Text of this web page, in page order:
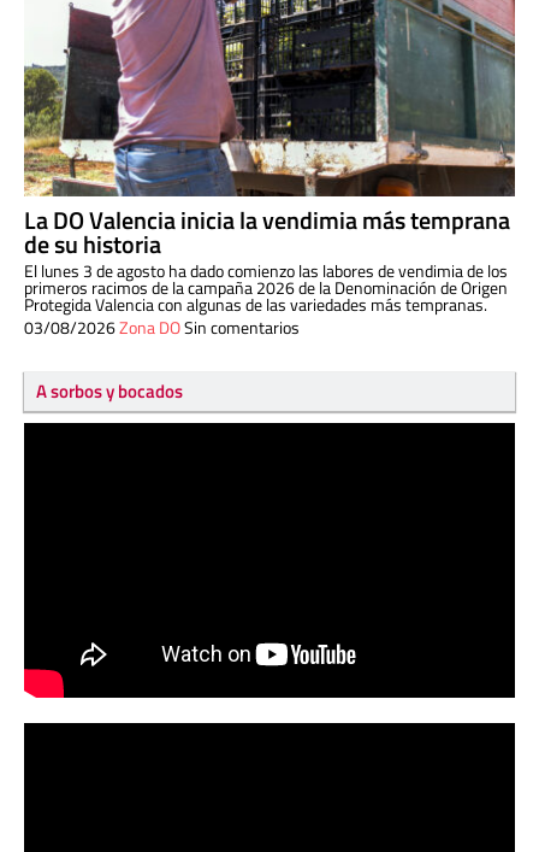
La DO Valencia inicia la vendimia más temprana
de su historia
El lunes 3 de agosto ha dado comienzo las labores de vendimia de los
primeros racimos de la campaña 2026 de la Denominación de Origen
Protegida Valencia con algunas de las variedades más tempranas.
03/08/2026Zona DOSin comentarios
A sorbos y bocados